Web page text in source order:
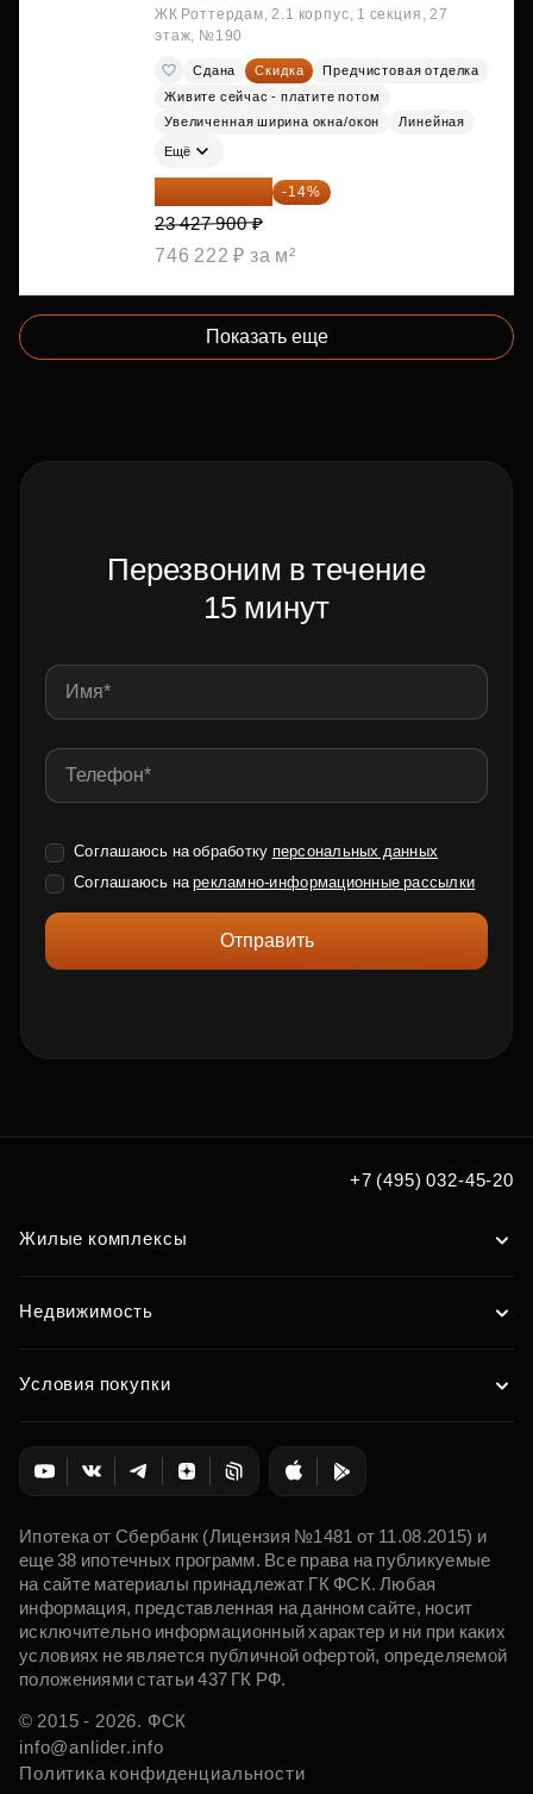
ЖК Роттердам, 2.1 корпус, 1 секция, 27
этаж, №190
Сдана Скидка
Предчистовая отделка
Живите сейчас - платите потом
Увеличенная ширина окна/окон
Линейная
Ещё
20 147 994 ₽ -14%
23 427 900 ₽
746 222 ₽ за м²
Показать еще
Перезвоним в течение
15 минут
Соглашаюсь на обработку персональных данных
Соглашаюсь нарекламно-информационные рассылки
Отправить
+7 (495) 032-45-20
Жилые комплексы
Недвижимость
Условия покупки
Ипотека от Сбербанк (Лицензия №1481 от 11.08.2015) и
еще 38 ипотечных программ. Все права на публикуемые
на сайте материалы принадлежат ГК ФСК. Любая
информация, представленная на данном сайте, носит
исключительно информационный характер и ни при каких
условиях не является публичной офертой, определяемой
положениями статьи 437 ГК РФ.
© 2015 - 2026. ФСК
info@anlider.info
Политика конфиденциальности